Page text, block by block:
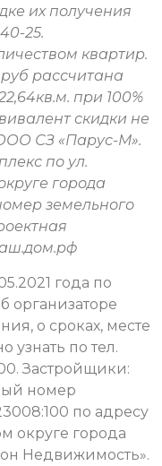
их получения
25.
квартир.
рассчитана
при 100%
скидки не
СЗ «Парус-М».
по ул.
города
земельного
года по
организаторе
о сроках, месте
узнать по тел.
Застройщики:
номер
по адресу
округе города
Недвижимость».